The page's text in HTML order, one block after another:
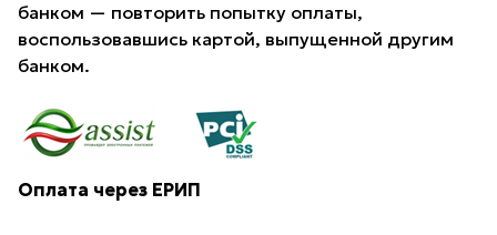
банком — повторить попытку оплаты,
воспользовавшись картой, выпущенной другим
банком.
Оплата через ЕРИП